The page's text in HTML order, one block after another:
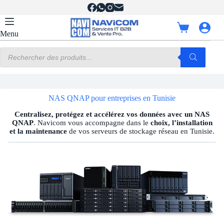
contenu
Menu
Panier
d’achat
produits
NAS QNAP pour entreprises en Tunisie
Centralisez, protégez et accélérez vos données avec un NAS
QNAP. Navicom vous accompagne dans le choix, l’installation
et la maintenance de vos serveurs de stockage réseau en Tunisie.